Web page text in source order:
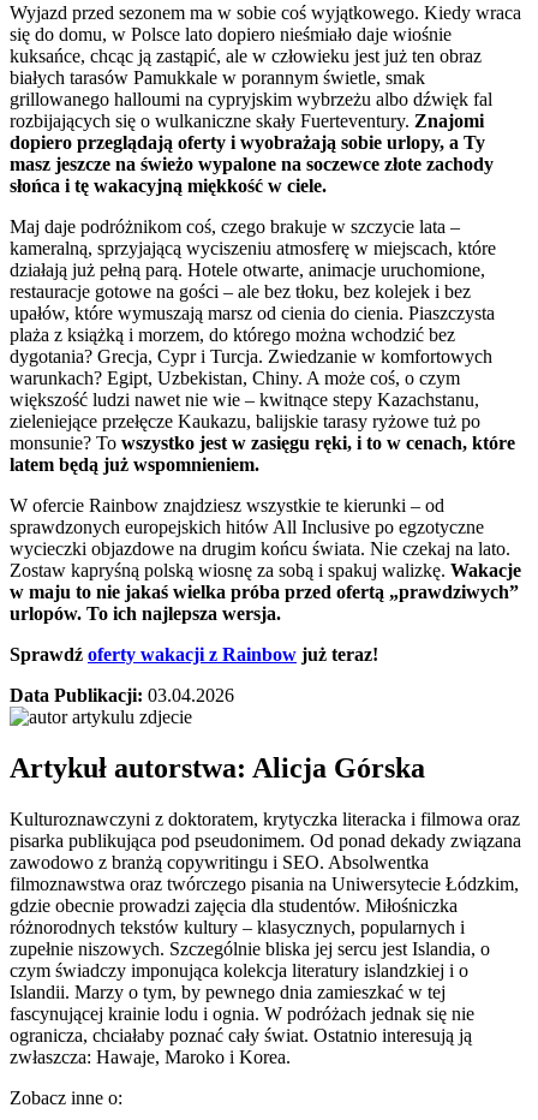
Wyjazd przed sezonem ma w sobie coś wyjątkowego. Kiedy wraca
się do domu, w Polsce lato dopiero nieśmiało daje wiośnie
kuksańce, chcąc ją zastąpić, ale w człowieku jest już ten obraz
białych tarasów Pamukkale w porannym świetle, smak
grillowanego halloumi na cypryjskim wybrzeżu albo dźwięk fal
rozbijających się o wulkaniczne skały Fuerteventury. Znajomi
dopiero przeglądają oferty i wyobrażają sobie urlopy, a Ty
masz jeszcze na świeżo wypalone na soczewce złote zachody
słońca i tę wakacyjną miękkość w ciele.
Maj daje podróżnikom coś, czego brakuje w szczycie lata –
kameralną, sprzyjającą wyciszeniu atmosferę w miejscach, które
działają już pełną parą. Hotele otwarte, animacje uruchomione,
restauracje gotowe na gości – ale bez tłoku, bez kolejek i bez
upałów, które wymuszają marsz od cienia do cienia. Piaszczysta
plaża z książką i morzem, do którego można wchodzić bez
dygotania? Grecja, Cypr i Turcja. Zwiedzanie w komfortowych
warunkach? Egipt, Uzbekistan, Chiny. A może coś, o czym
większość ludzi nawet nie wie – kwitnące stepy Kazachstanu,
zieleniejące przełęcze Kaukazu, balijskie tarasy ryżowe tuż po
monsunie? To wszystko jest w zasięgu ręki, i to w cenach, które
latem będą już wspomnieniem.
W ofercie Rainbow znajdziesz wszystkie te kierunki – od
sprawdzonych europejskich hitów All Inclusive po egzotyczne
wycieczki objazdowe na drugim końcu świata. Nie czekaj na lato.
Zostaw kapryśną polską wiosnę za sobą i spakuj walizkę. Wakacje
w maju to nie jakaś wielka próba przed ofertą „prawdziwych”
urlopów. To ich najlepsza wersja.
Sprawdź oferty wakacji z Rainbow już teraz!
Data Publikacji: 03.04.2026
Artykuł autorstwa: Alicja Górska
Kulturoznawczyni z doktoratem, krytyczka literacka i filmowa oraz
pisarka publikująca pod pseudonimem. Od ponad dekady związana
zawodowo z branżą copywritingu i SEO. Absolwentka
filmoznawstwa oraz twórczego pisania na Uniwersytecie Łódzkim,
gdzie obecnie prowadzi zajęcia dla studentów. Miłośniczka
różnorodnych tekstów kultury – klasycznych, popularnych i
zupełnie niszowych. Szczególnie bliska jej sercu jest Islandia, o
czym świadczy imponująca kolekcja literatury islandzkiej i o
Islandii. Marzy o tym, by pewnego dnia zamieszkać w tej
fascynującej krainie lodu i ognia. W podróżach jednak się nie
ogranicza, chciałaby poznać cały świat. Ostatnio interesują ją
zwłaszcza: Hawaje, Maroko i Korea.
Zobacz inne o: